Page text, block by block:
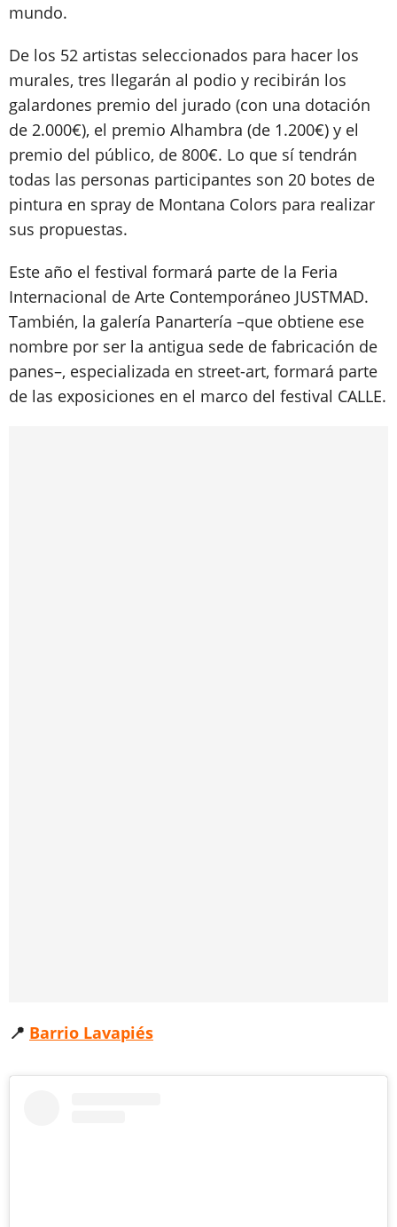
mundo.
De los 52 artistas seleccionados para hacer los
murales, tres llegarán al podio y recibirán los
galardones premio del jurado (con una dotación
de 2.000€), el premio Alhambra (de 1.200€) y el
premio del público, de 800€. Lo que sí tendrán
todas las personas participantes son 20 botes de
pintura en spray de Montana Colors para realizar
sus propuestas.
Este año el festival formará parte de la Feria
Internacional de Arte Contemporáneo JUSTMAD.
También, la galería Panartería –que obtiene ese
nombre por ser la antigua sede de fabricación de
panes–, especializada en street-art, formará parte
de las exposiciones en el marco del festival CALLE.
📍 Barrio Lavapiés